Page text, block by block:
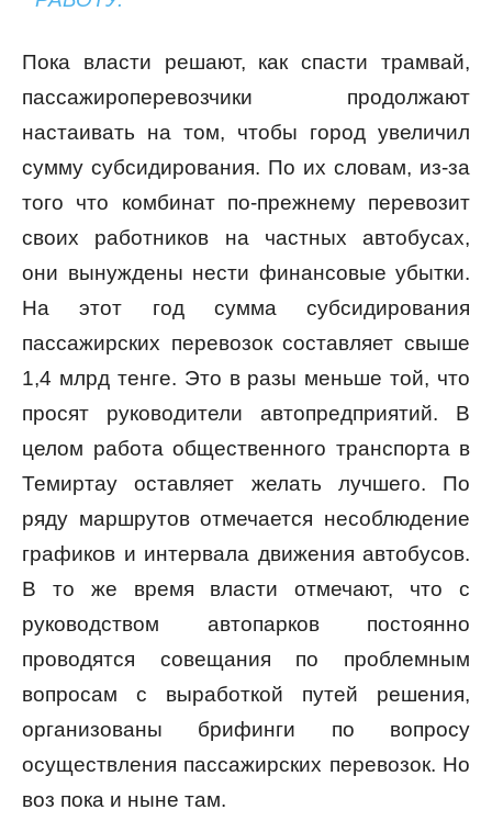
Пока власти решают, как спасти трамвай,
пассажироперевозчики продолжают
настаивать на том, чтобы город увеличил
сумму субсидирования. По их словам, из-за
того что комбинат по-прежнему перевозит
своих работников на частных автобусах,
они вынуждены нести финансовые убытки.
На этот год сумма субсидирования
пассажирских перевозок составляет свыше
1,4 млрд тенге. Это в разы меньше той, что
просят руководители автопредприятий. В
целом работа общественного транспорта в
Темиртау оставляет желать лучшего. По
ряду маршрутов отмечается несоблюдение
графиков и интервала движения автобусов.
В то же время власти отмечают, что с
руководством автопарков постоянно
проводятся совещания по проблемным
вопросам с выработкой путей решения,
организованы брифинги по вопросу
осуществления пассажирских перевозок. Но
воз пока и ныне там.